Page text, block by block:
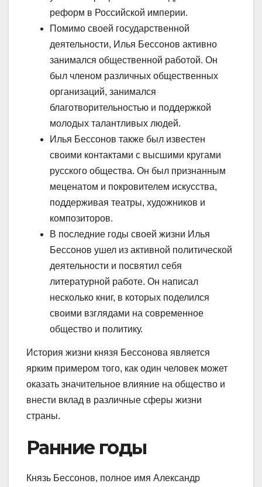
реформ в Российской империи.
Помимо своей государственной
деятельности, Илья Бессонов активно
занимался общественной работой. Он
был членом различных общественных
организаций, занимался
благотворительностью и поддержкой
молодых талантливых людей.
Илья Бессонов также был известен
своими контактами с высшими кругами
русского общества. Он был признанным
меценатом и покровителем искусства,
поддерживая театры, художников и
композиторов.
В последние годы своей жизни Илья
Бессонов ушел из активной политической
деятельности и посвятил себя
литературной работе. Он написал
несколько книг, в которых поделился
своими взглядами на современное
общество и политику.
История жизни князя Бессонова является
ярким примером того, как один человек может
оказать значительное влияние на общество и
внести вклад в различные сферы жизни
страны.
Ранние годы
Князь Бессонов, полное имя Александр